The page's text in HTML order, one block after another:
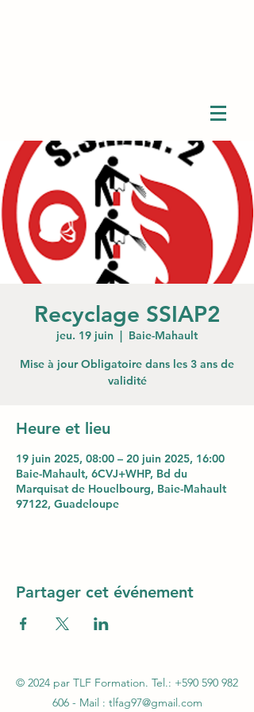
Recyclage SSIAP2
jeu. 19 juin
  |
Baie-Mahault
Mise à jour Obligatoire dans les 3 ans de
validité
Heure et lieu
19 juin 2025, 08:00 – 20 juin 2025, 16:00
Baie-Mahault, 6CVJ+WHP, Bd du
Marquisat de Houelbourg, Baie-Mahault
97122, Guadeloupe
Partager cet événement
© 2024 par TLF Formation. Tel.: +590 590 982
606- Mail : tlfag97@gmail.com